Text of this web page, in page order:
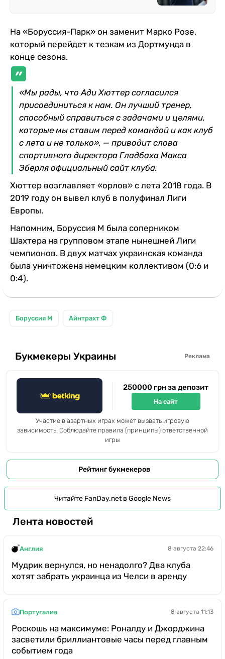
На «Боруссия-Парк» он заменит Марко Розе,
который перейдет к тезкам из Дортмунда в
конце сезона.
«Мы рады, что Ади Хюттер согласился
присоединиться к нам. Он лучший тренер,
способный справиться с задачами и целями,
которые мы ставим перед командой и как клуб
с лета и не только», — приводит слова
спортивного директора Гладбаха Макса
Эберля официальный сайт клуба.
Хюттер возглавляет «орлов» с лета 2018 года. В
2019 году он вывел клуб в полуфинал Лиги
Европы.
Напомним, Боруссия М была соперником
Шахтера на групповом этапе нынешней Лиги
чемпионов. В двух матчах украинская команда
была уничтожена немецким коллективом (0:6 и
0:4).
Боруссия М Айнтрахт Ф
Букмекеры Украины Реклама
250000 грн за депозит
На сайт
Участие в азартных играх может вызвать игровую
зависимость. Соблюдайте правила (принципы) ответственной
игры
Рейтинг букмекеров
Читайте FanDay.net в Google News
Лента новостей
Англия 8 августа 22:46
Мудрик вернулся, но ненадолго? Два клуба
хотят забрать украинца из Челси в аренду
Португалия 8 августа 11:13
Роскошь на максимуме: Роналду и Джорджина
засветили бриллиантовые часы перед главным
событием года